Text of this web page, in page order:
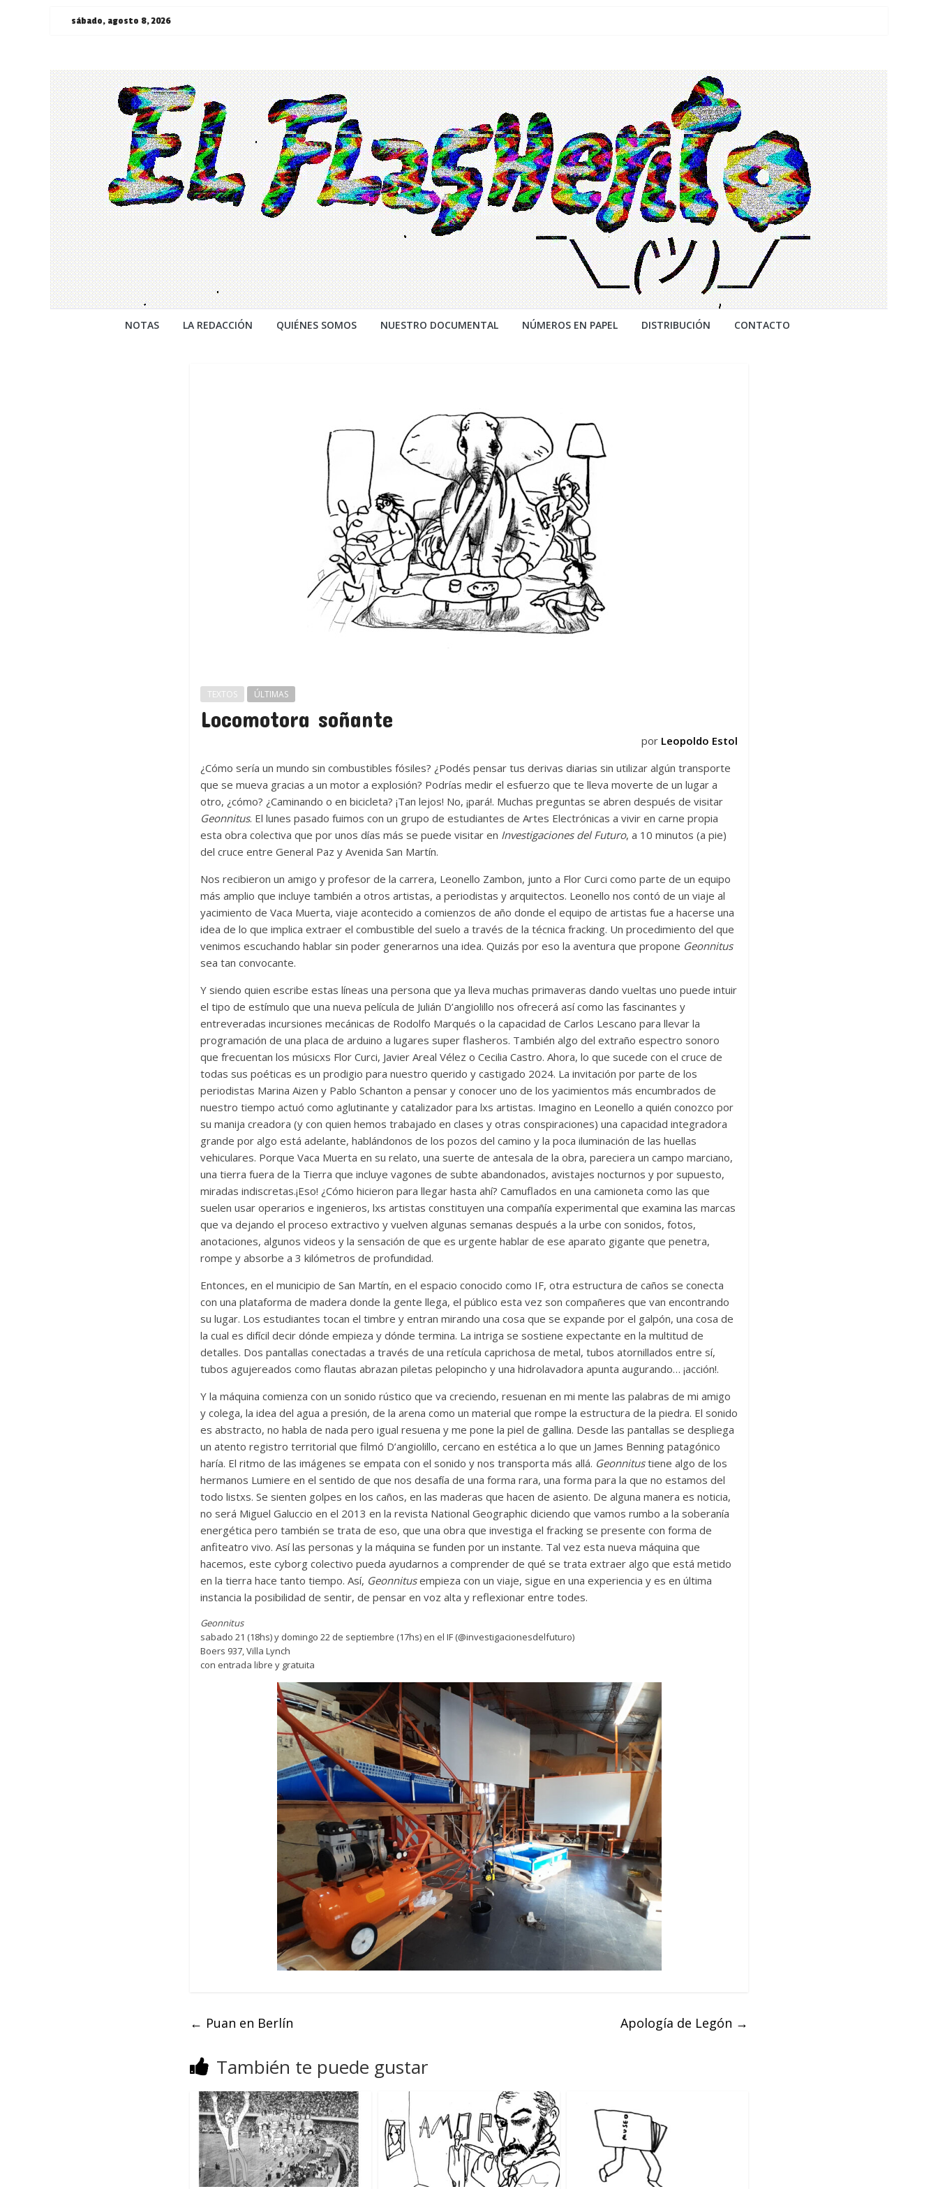
Saltarsábado, agosto 8, 2026
¯\_(ツ)_/
¯
NOTAS LA REDACCIÓN QUIÉNES SOMOS NUESTRO DOCUMENTAL NÚMEROS EN PAPEL DISTRIBUCIÓN CONTACTO
TEXTOS ÚLTIMAS
Locomotora soñante
por Leopoldo Estol
¿Cómo sería un mundo sin combustibles fósiles? ¿Podés pensar tus derivas diarias sin utilizar algún transporte
que se mueva gracias a un motor a explosión? Podrías medir el esfuerzo que te lleva moverte de un lugar a
otro, ¿cómo? ¿Caminando o en bicicleta? ¡Tan lejos! No, ¡pará!. Muchas preguntas se abren después de visitar
Geonnitus. El lunes pasado fuimos con un grupo de estudiantes de Artes Electrónicas a vivir en carne propia
esta obra colectiva que por unos días más se puede visitar en Investigaciones del Futuro, a 10 minutos (a pie)
del cruce entre General Paz y Avenida San Martín.
Nos recibieron un amigo y profesor de la carrera, Leonello Zambon, junto a Flor Curci como parte de un equipo
más amplio que incluye también a otros artistas, a periodistas y arquitectos. Leonello nos contó de un viaje al
yacimiento de Vaca Muerta, viaje acontecido a comienzos de año donde el equipo de artistas fue a hacerse una
idea de lo que implica extraer el combustible del suelo a través de la técnica fracking. Un procedimiento del que
venimos escuchando hablar sin poder generarnos una idea. Quizás por eso la aventura que propone Geonnitus
sea tan convocante.
Y siendo quien escribe estas líneas una persona que ya lleva muchas primaveras dando vueltas uno puede intuir
el tipo de estímulo que una nueva película de Julián D’angiolillo nos ofrecerá así como las fascinantes y
entreveradas incursiones mecánicas de Rodolfo Marqués o la capacidad de Carlos Lescano para llevar la
programación de una placa de arduino a lugares super flasheros. También algo del extraño espectro sonoro
que frecuentan los músicxs Flor Curci, Javier Areal Vélez o Cecilia Castro. Ahora, lo que sucede con el cruce de
todas sus poéticas es un prodigio para nuestro querido y castigado 2024. La invitación por parte de los
periodistas Marina Aizen y Pablo Schanton a pensar y conocer uno de los yacimientos más encumbrados de
nuestro tiempo actuó como aglutinante y catalizador para lxs artistas. Imagino en Leonello a quién conozco por
su manija creadora (y con quien hemos trabajado en clases y otras conspiraciones) una capacidad integradora
grande por algo está adelante, hablándonos de los pozos del camino y la poca iluminación de las huellas
vehiculares. Porque Vaca Muerta en su relato, una suerte de antesala de la obra, pareciera un campo marciano,
una tierra fuera de la Tierra que incluye vagones de subte abandonados, avistajes nocturnos y por supuesto,
miradas indiscretas.¡Eso! ¿Cómo hicieron para llegar hasta ahí? Camuflados en una camioneta como las que
suelen usar operarios e ingenieros, lxs artistas constituyen una compañía experimental que examina las marcas
que va dejando el proceso extractivo y vuelven algunas semanas después a la urbe con sonidos, fotos,
anotaciones, algunos videos y la sensación de que es urgente hablar de ese aparato gigante que penetra,
rompe y absorbe a 3 kilómetros de profundidad.
Entonces, en el municipio de San Martín, en el espacio conocido como IF, otra estructura de caños se conecta
con una plataforma de madera donde la gente llega, el público esta vez son compañeres que van encontrando
su lugar. Los estudiantes tocan el timbre y entran mirando una cosa que se expande por el galpón, una cosa de
la cual es difícil decir dónde empieza y dónde termina. La intriga se sostiene expectante en la multitud de
detalles. Dos pantallas conectadas a través de una retícula caprichosa de metal, tubos atornillados entre sí,
tubos agujereados como flautas abrazan piletas pelopincho y una hidrolavadora apunta augurando… ¡acción!.
Y la máquina comienza con un sonido rústico que va creciendo, resuenan en mi mente las palabras de mi amigo
y colega, la idea del agua a presión, de la arena como un material que rompe la estructura de la piedra. El sonido
es abstracto, no habla de nada pero igual resuena y me pone la piel de gallina. Desde las pantallas se despliega
un atento registro territorial que filmó D’angiolillo, cercano en estética a lo que un James Benning patagónico
haría. El ritmo de las imágenes se empata con el sonido y nos transporta más allá. Geonnitustiene algo de los
hermanos Lumiere en el sentido de que nos desafía de una forma rara, una forma para la que no estamos del
todo listxs. Se sienten golpes en los caños, en las maderas que hacen de asiento. De alguna manera es noticia,
no será Miguel Galuccio en el 2013 en la revista National Geographic diciendo que vamos rumbo a la soberanía
energética pero también se trata de eso, que una obra que investiga el fracking se presente con forma de
anfiteatro vivo. Así las personas y la máquina se funden por un instante. Tal vez esta nueva máquina que
hacemos, este cyborg colectivo pueda ayudarnos a comprender de qué se trata extraer algo que está metido
en la tierra hace tanto tiempo. Así, Geonnitusempieza con un viaje, sigue en una experiencia y es en última
instancia la posibilidad de sentir, de pensar en voz alta y reflexionar entre todes.
Geonnitus
sabado 21 (18hs) y domingo 22 de septiembre (17hs) en el IF (@investigacionesdelfuturo)
Boers 937, Villa Lynch
con entrada libre y gratuita
← Puan en Berlín Apología de Legón →
También te puede gustar